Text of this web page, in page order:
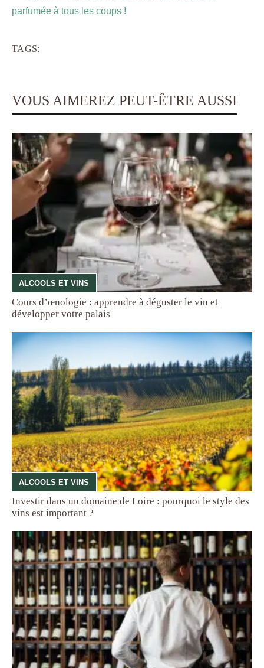
parfumée à tous les coups !
TAGS:
VOUS AIMEREZ PEUT-ÊTRE AUSSI
ALCOOLS ET VINS
Cours d’œnologie : apprendre à déguster le vin et
développer votre palais
ALCOOLS ET VINS
Investir dans un domaine de Loire : pourquoi le style des
vins est important ?